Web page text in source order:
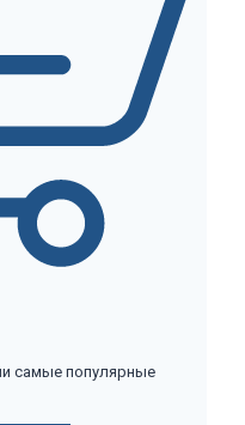
самые популярные